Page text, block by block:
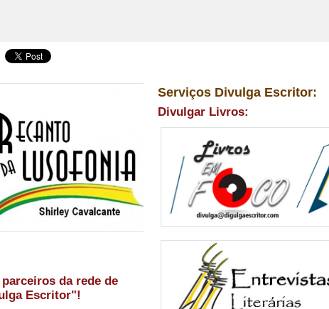
da rede de
Escritor"!
Serviços Divulga Escritor:
Divulgar Livros: